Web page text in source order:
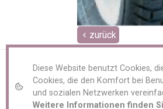
zurück
jetzt Anmelden
Rechtliches
Impressum
unsere AGB
Diese Website benutzt Cookies,
Cookies, die den Komfort bei
und sozialen Netzwerken
Weitere Informationen finden